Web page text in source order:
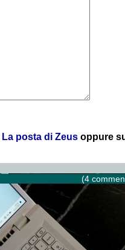
La posta di Zeusoppure
(4